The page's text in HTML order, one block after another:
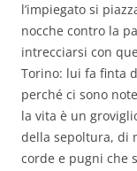
l’impiegato si
nocche contro la
intrecciarsi con
Torino: lui fa finta
perché ci sono
la vita è un
della sepoltura, di
corde e pugni che